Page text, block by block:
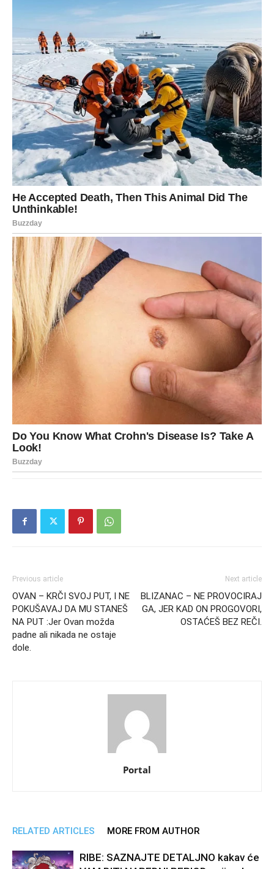
Previous article
OVAN – KRČI SVOJ PUT, I NE
POKUŠAVAJ DA MU STANEŠ
NA PUT :Jer Ovan možda
padne ali nikada ne ostaje
dole.
Next article
BLIZANAC – NE PROVOCIRAJ
GA, JER KAD ON PROGOVORI,
OSTAĆEŠ BEZ REČI.
Portal
RELATED ARTICLES MORE FROM AUTHOR
RIBE: SAZNAJTE DETALJNO kakav će